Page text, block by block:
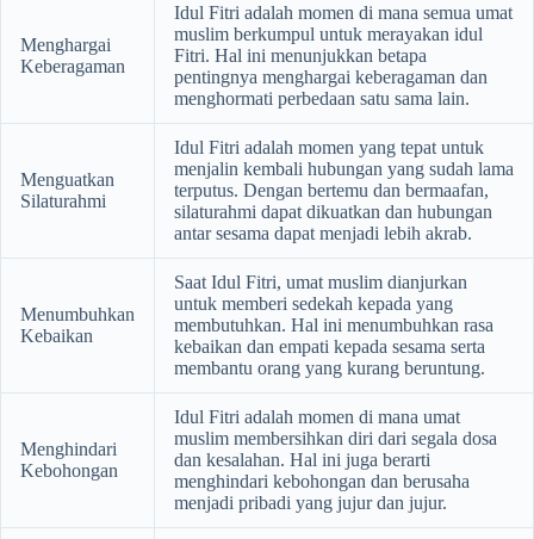
Menghargai
Keberagaman
Idul Fitri adalah momen di mana semua umat
muslim berkumpul untuk merayakan idul
Fitri. Hal ini menunjukkan betapa
pentingnya menghargai keberagaman dan
menghormati perbedaan satu sama lain.
Menguatkan
Silaturahmi
Idul Fitri adalah momen yang tepat untuk
menjalin kembali hubungan yang sudah lama
terputus. Dengan bertemu dan bermaafan,
silaturahmi dapat dikuatkan dan hubungan
antar sesama dapat menjadi lebih akrab.
Menumbuhkan
Kebaikan
Saat Idul Fitri, umat muslim dianjurkan
untuk memberi sedekah kepada yang
membutuhkan. Hal ini menumbuhkan rasa
kebaikan dan empati kepada sesama serta
membantu orang yang kurang beruntung.
Menghindari
Kebohongan
Idul Fitri adalah momen di mana umat
muslim membersihkan diri dari segala dosa
dan kesalahan. Hal ini juga berarti
menghindari kebohongan dan berusaha
menjadi pribadi yang jujur dan jujur.